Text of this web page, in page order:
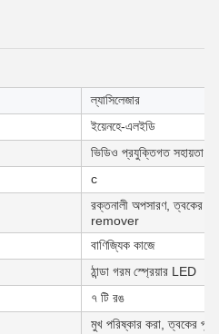
ল্যাসিলেজার
ইয়েনহে-এলইডি
ভিডিও প্রযুক্তিগত সহায়তা
c
রক্তনালী অপসারণ, ত্বকের
remover
বাণিজ্যিক কাজে
ঠান্ডা গরম স্প্রেয়ার LED
৭ টি রঙ
মুখ পরিষ্কার করা, ত্বকের